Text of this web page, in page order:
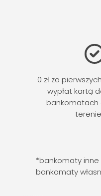
0 zł za
wypłat kartą
bankomatach
terenie
*bankomaty
bankomaty